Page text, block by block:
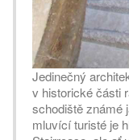
Jedinečný
v historické části
schodiště známé
mluvící turisté je